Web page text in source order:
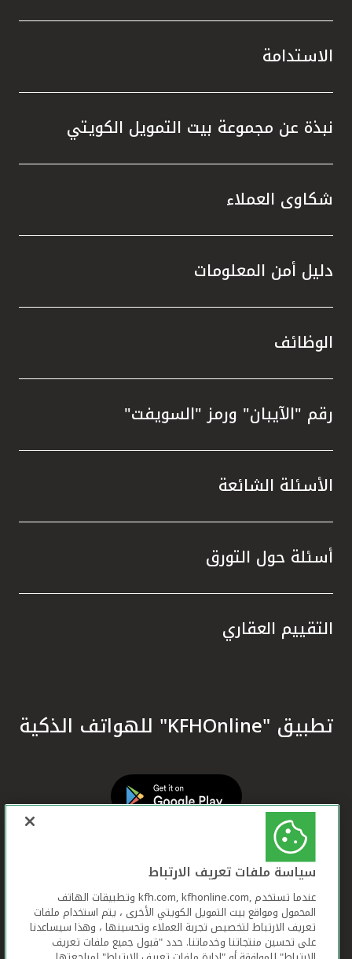
الاستدامة
نبذة عن مجموعة بيت التمويل الكويتي
شكاوى العملاء
دليل أمن المعلومات
الوظائف
رقم "الآيبان" ورمز "السويفت"
الأسئلة الشائعة
أسئلة حول التورق
التقييم العقاري
تطبيق "KFHOnline" للهواتف الذكية
سياسة ملفات تعريف الارتباط
عندما تستخدم ,kfh.com, kfhonline.com وتطبيقات الهاتف
المحمول ومواقع بيت التمويل الكويتي الأخرى ، يتم استخدام ملفات
تعريف الارتباط لتخصيص تجربة العملاء وتحسينها ، وهذا سيساعدنا
على تحسين منتجاتنا وخدماتنا. حدد "قبول جميع ملفات تعريف